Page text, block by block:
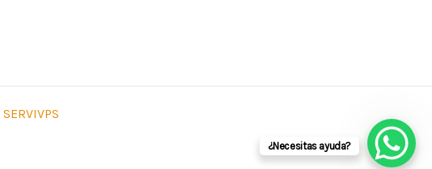
SERVIVPS
¿Necesitas ayuda?